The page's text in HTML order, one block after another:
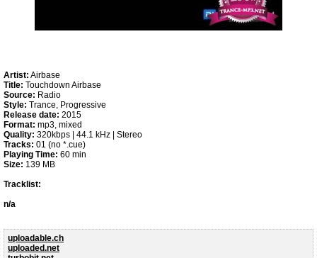
Artist: Airbase
Title: Touchdown Airbase
Source: Radio
Style: Trance, Progressive
Release date: 2015
Format: mp3, mixed
Quality: 320kbps | 44.1 kHz | Stereo
Tracks: 01 (no *.cue)
Playing Time: 60 min
Size: 139 MB
Tracklist:
n/a
uploadable.ch
uploaded.net